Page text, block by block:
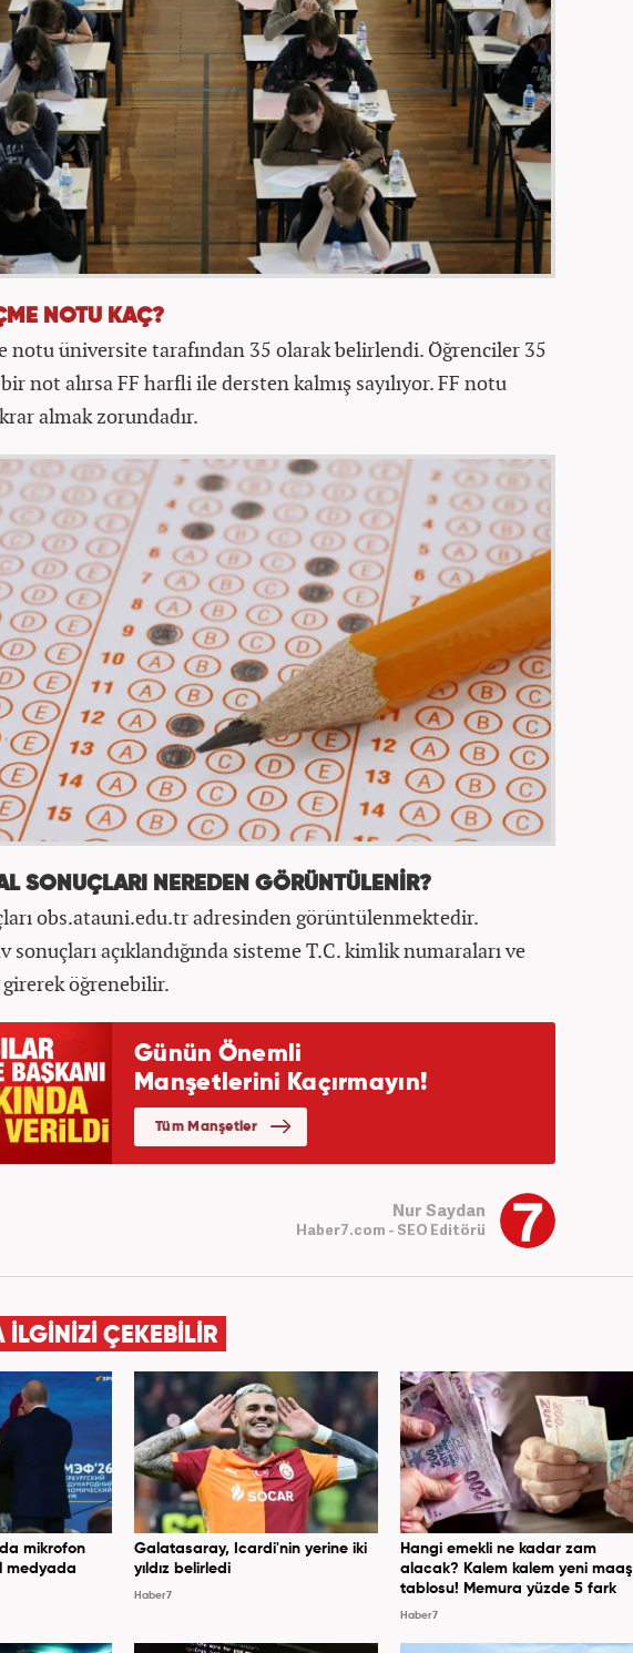
NOTU KAÇ?
notu üniversite tarafından 35 olarak belirlendi. Öğrenciler 35
not alırsa FF harfli ile dersten kalmış sayılıyor. FF notu
almak zorundadır.
SONUÇLARI NEREDEN GÖRÜNTÜLENİR?
obs.atauni.edu.tr adresinden görüntülenmektedir.
sonuçları açıklandığında sisteme T.C. kimlik numaraları ve
öğrenebilir.
Nur Saydan
Haber7.com - SEO Editörü
İLGİNİZİ ÇEKEBİLİR
mikrofon
medyada
Galatasaray, Icardi'nin yerine iki
yıldız belirledi
Haber7
Hangi emekli ne kadar zam
alacak? Kalem kalem yeni maaş
tablosu! Memura yüzde 5 fark
Haber7